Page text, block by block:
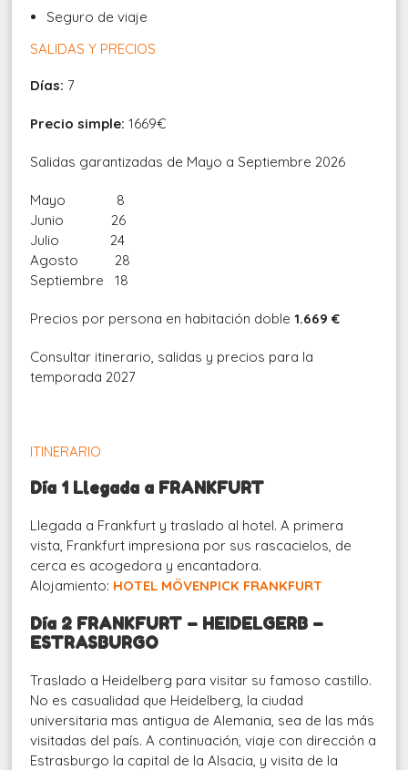
Seguro de viaje
SALIDAS Y PRECIOS
Días: 7
Precio simple: 1669€
Salidas garantizadas de Mayo a Septiembre 2026
Mayo 8
Junio 26
Julio 24
Agosto 28
Septiembre 18
Precios por persona en habitación doble1.669 €
Consultar itinerario, salidas y precios para la
temporada 2027
ITINERARIO
Día 1 Llegada a FRANKFURT
Llegada a Frankfurt y traslado al hotel. A primera
vista, Frankfurt impresiona por sus rascacielos, de
cerca es acogedora y encantadora.
Alojamiento: HOTEL MÖVENPICK FRANKFURT
Día 2 FRANKFURT – HEIDELGERB –
ESTRASBURGO
Traslado a Heidelberg para visitar su famoso castillo.
No es casualidad que Heidelberg, la ciudad
universitaria mas antigua de Alemania, sea de las más
visitadas del país. A continuación, viaje con dirección a
Estrasburgo la capital de la Alsacia, y visita de la